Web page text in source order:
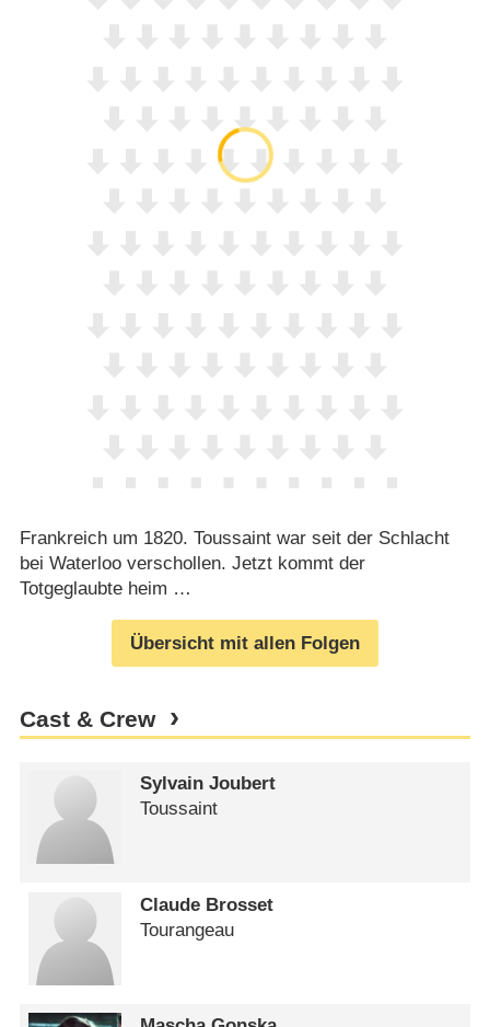
Frankreich um 1820. Toussaint war seit der Schlacht
bei Waterloo verschollen. Jetzt kommt der
Totgeglaubte heim …
Übersicht mit allen Folgen
Cast & Crew
Sylvain Joubert
Toussaint
Claude Brosset
Tourangeau